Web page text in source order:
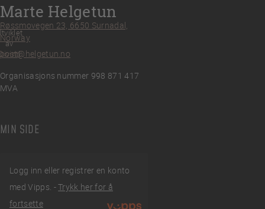
Marte Helgetun
Røssmovegen 23, 6650 Surnadal,
Norway
post@helgetun.no
Organisasjons nummer 998 871 417
MVA
MIN SIDE
Logg inn eller registrer en konto
med Vipps. -Trykk her for å
fortsette
av